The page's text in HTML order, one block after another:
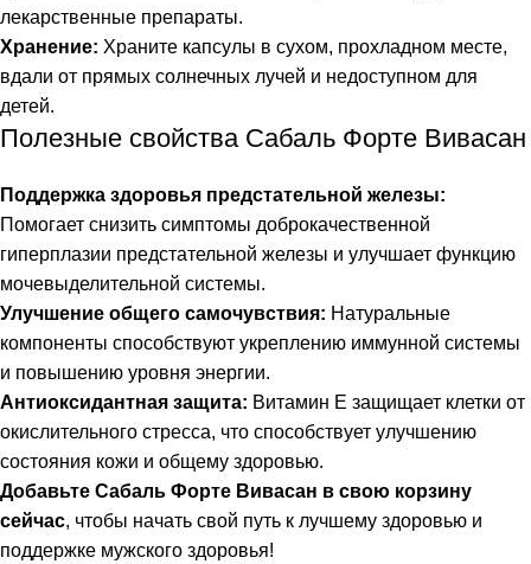
лекарственные препараты.
Хранение: Храните капсулы в сухом, прохладном месте,
вдали от прямых солнечных лучей и недоступном для
детей.
Полезные свойства Сабаль Форте Вивасан
Поддержка здоровья предстательной железы:
Помогает снизить симптомы доброкачественной
гиперплазии предстательной железы и улучшает функцию
мочевыделительной системы.
Улучшение общего самочувствия: Натуральные
компоненты способствуют укреплению иммунной системы
и повышению уровня энергии.
Антиоксидантная защита: Витамин Е защищает клетки от
окислительного стресса, что способствует улучшению
состояния кожи и общему здоровью.
Добавьте Сабаль Форте Вивасан в свою корзину
сейчас, чтобы начать свой путь к лучшему здоровью и
поддержке мужского здоровья!